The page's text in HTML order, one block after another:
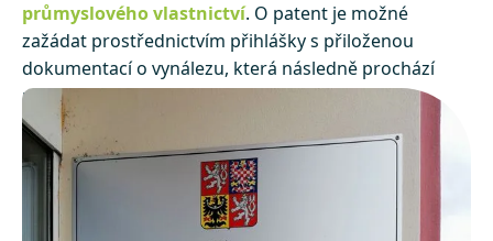
průmyslového vlastnictví. O patent je možné
zažádat prostřednictvím přihlášky s přiloženou
dokumentací o vynálezu, která následně prochází
průzkumem.